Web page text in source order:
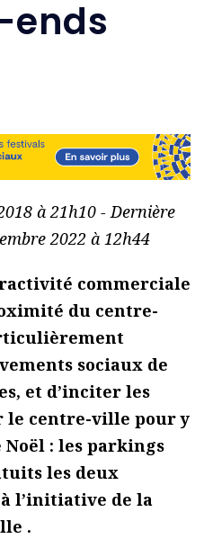
ends
à 21h10 - Dernière
2022 à 12h44
commerciale
du centre-
sociaux de
et d’inciter les
centre-ville pour y
: les parkings
les deux
l’initiative de la
.